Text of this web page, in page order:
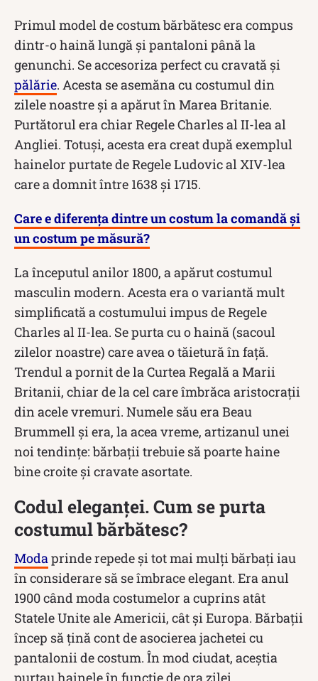
Primul model de costum bărbătesc era compus
dintr-o haină lungă și pantaloni până la
genunchi. Se accesoriza perfect cu cravată și
pălărie. Acesta se asemăna cu costumul din
zilele noastre și a apărut în Marea Britanie.
Purtătorul era chiar Regele Charles al II-lea al
Angliei. Totuși, acesta era creat după exemplul
hainelor purtate de Regele Ludovic al XIV-lea
care a domnit între 1638 și 1715.
Care e diferența dintre un costum la comandă și
un costum pe măsură?
La începutul anilor 1800, a apărut costumul
masculin modern. Acesta era o variantă mult
simplificată a costumului impus de Regele
Charles al II-lea. Se purta cu o haină (sacoul
zilelor noastre) care avea o tăietură în față.
Trendul a pornit de la Curtea Regală a Marii
Britanii, chiar de la cel care îmbrăca aristocrații
din acele vremuri. Numele său era Beau
Brummell și era, la acea vreme, artizanul unei
noi tendințe: bărbaţii trebuie să poarte haine
bine croite şi cravate asortate.
Codul eleganței. Cum se purta
costumul bărbătesc?
Moda prinde repede și tot mai mulți bărbați iau
în considerare să se îmbrace elegant. Era anul
1900 când moda costumelor a cuprins atât
Statele Unite ale Americii, cât și Europa. Bărbaţii
încep să ţină cont de asocierea jachetei cu
pantalonii de costum. În mod ciudat, aceștia
purtau hainele în funcție de ora zilei.